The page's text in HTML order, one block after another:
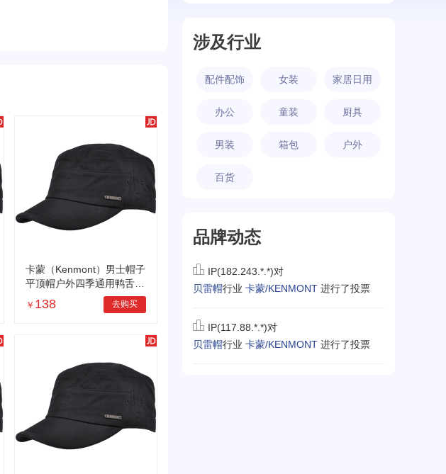
卡蒙（Kenmont）男士帽子
平顶帽户外四季通用鸭舌帽
英伦时尚休闲旅游帽km-25
28
￥ 138 去购买
涉及行业
配件配饰 女装 家居日用
办公 童装 厨具
男装 箱包 户外
百货
品牌动态
IP(182.243.*.*)对
贝雷帽行业 卡蒙/KENMONT 进行了投票
IP(117.88.*.*)对
贝雷帽行业 卡蒙/KENMONT 进行了投票